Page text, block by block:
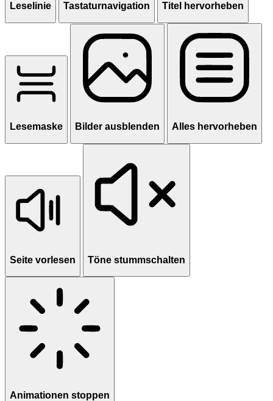
Leselinie Tastaturnavigation Titel hervorheben
Lesemaske Bilder ausblenden Alles hervorheben
Seite vorlesen Töne stummschalten
Animationen stoppen